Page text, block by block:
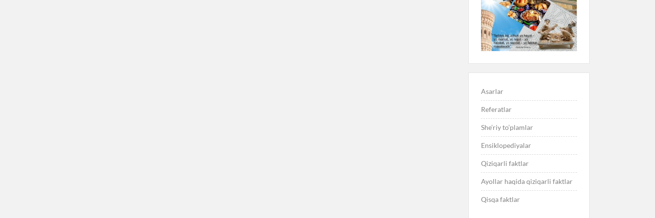
Asarlar
Referatlar
She’riy to’plamlar
Ensiklopediyalar
Qiziqarli faktlar
Ayollar haqida qiziqarli faktlar
Qisqa faktlar